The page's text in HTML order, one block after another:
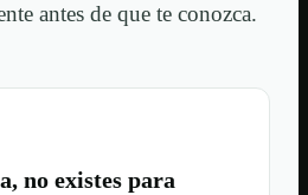
antes de que te conozca.
no existes para